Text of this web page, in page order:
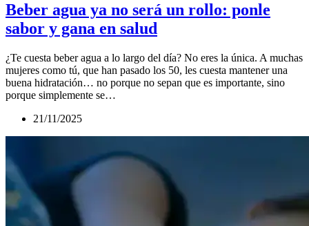
Beber agua ya no será un rollo: ponle
sabor y gana en salud
¿Te cuesta beber agua a lo largo del día? No eres la única. A muchas
mujeres como tú, que han pasado los 50, les cuesta mantener una
buena hidratación… no porque no sepan que es importante, sino
porque simplemente se…
21/11/2025